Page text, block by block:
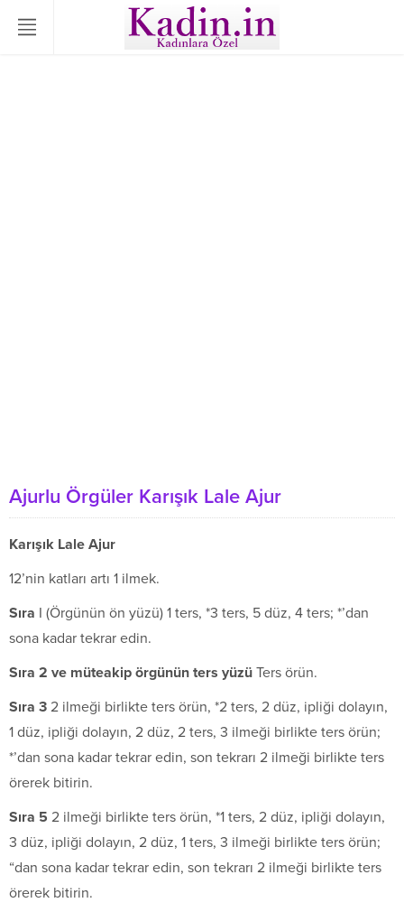
Ajurlu Örgüler Karışık Lale Ajur
Karışık Lale Ajur
12’nin katları artı 1 ilmek.
Sıra I (Örgünün ön yüzü) 1 ters, *3 ters, 5 düz, 4 ters; *’dan
sona kadar tekrar edin.
Sıra 2 ve müteakip örgünün ters yüzü Ters örün.
Sıra 3 2 ilmeği birlikte ters örün, *2 ters, 2 düz, ipliği dolayın,
1 düz, ipliği dolayın, 2 düz, 2 ters, 3 ilmeği birlikte ters örün;
*’dan sona kadar tekrar edin, son tekrarı 2 ilmeği birlikte ters
örerek bitirin.
Sıra 5 2 ilmeği birlikte ters örün, *1 ters, 2 düz, ipliği dolayın,
3 düz, ipliği dolayın, 2 düz, 1 ters, 3 ilmeği birlikte ters örün;
“dan sona kadar tekrar edin, son tekrarı 2 ilmeği birlikte ters
örerek bitirin.